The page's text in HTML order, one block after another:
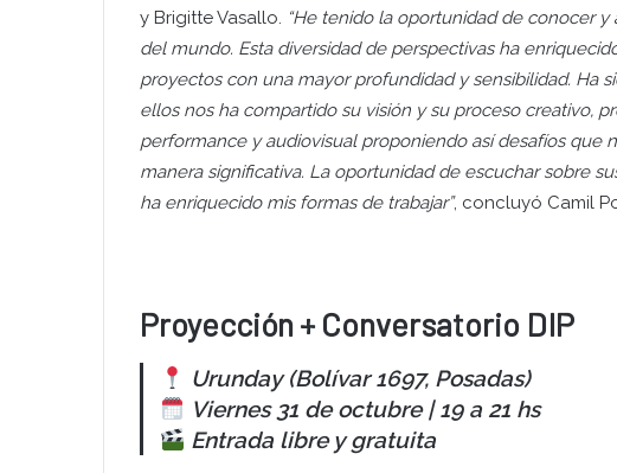
y Brigitte Vasallo. “He tenido la oportunidad de conocer
del mundo. Esta diversidad de perspectivas ha
proyectos con una mayor profundidad y sensibilidad. Ha
ellos nos ha compartido su visión y su proceso creativo,
performance y audiovisual proponiendo así desafíos que
manera significativa. La oportunidad de escuchar sobre
ha enriquecido mis formas de trabajar”, concluyó Camil
Proyección + Conversatorio DIP
Urunday (Bolívar 1697, Posadas)
Viernes 31 de octubre | 19 a 21 hs
Entrada libre y gratuita